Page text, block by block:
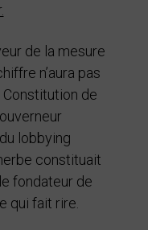
de la mesure
n’aura pas
de
lobbying
constituait
fondateur de
qui fait rire.